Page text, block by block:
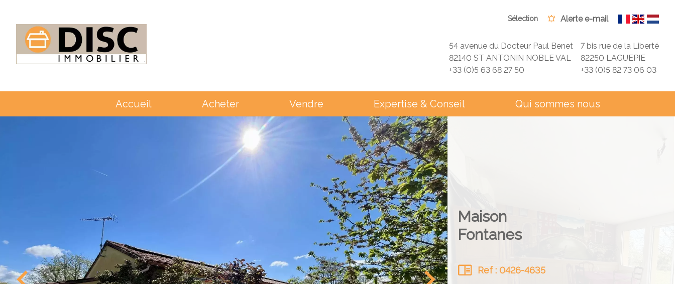
Accueil Acheter Vendre Expertise & Conseil Qui sommes nous
Sélection Alerte e-mail
54 avenue du Docteur Paul Benet
82140 ST ANTONIN NOBLE VAL
+33 (0)5 63 68 27 50
7 bis rue de la Liberté
82250 LAGUEPIE
+33 (0)5 82 73 06 03
Maison
Fontanes
Ref : 0426-4635